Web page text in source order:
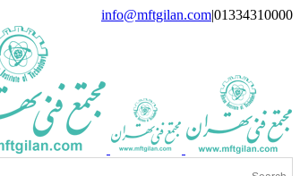
Skip
01334310000
|
info@mftgilan.com